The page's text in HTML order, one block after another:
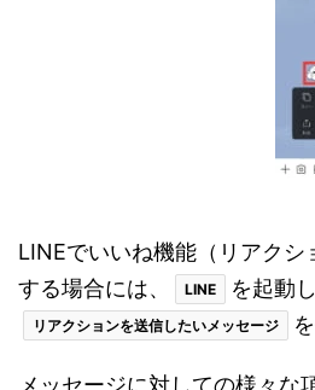
LINEでいいね機能（リアクシ
する場合には、
LINE を起動
リアクションを送信したいメッセージ
メッセージに対しての様々な